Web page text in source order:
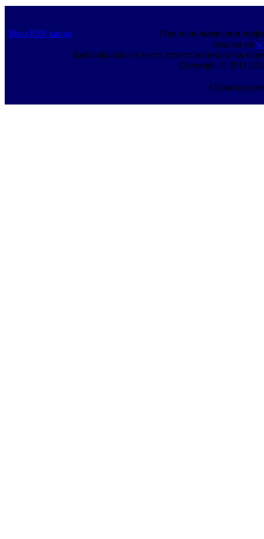
Наш RSS канал
При использовании
ссылка на
bashtanka.info не несет ответственности за
Copyright © 2011-
Страница